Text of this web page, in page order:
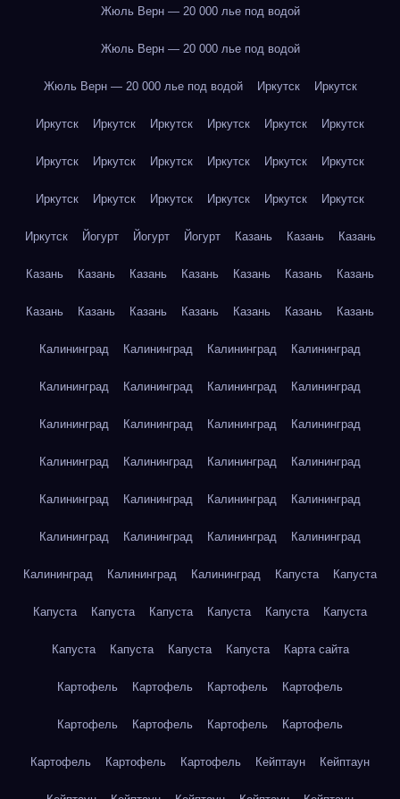
Жюль Верн — 20 000 лье под водой
Жюль Верн — 20 000 лье под водой
Жюль Верн — 20 000 лье под водой Иркутск Иркутск
Иркутск Иркутск Иркутск Иркутск Иркутск Иркутск
Иркутск Иркутск Иркутск Иркутск Иркутск Иркутск
Иркутск Иркутск Иркутск Иркутск Иркутск Иркутск
Иркутск Йогурт Йогурт Йогурт Казань Казань Казань
Казань Казань Казань Казань Казань Казань Казань
Казань Казань Казань Казань Казань Казань Казань
Калининград Калининград Калининград Калининград
Калининград Калининград Калининград Калининград
Калининград Калининград Калининград Калининград
Калининград Калининград Калининград Калининград
Калининград Калининград Калининград Калининград
Калининград Калининград Калининград Калининград
Калининград Калининград Калининград Капуста Капуста
Капуста Капуста Капуста Капуста Капуста Капуста
Капуста Капуста Капуста Капуста Карта сайта
Картофель Картофель Картофель Картофель
Картофель Картофель Картофель Картофель
Картофель Картофель Картофель Кейптаун Кейптаун